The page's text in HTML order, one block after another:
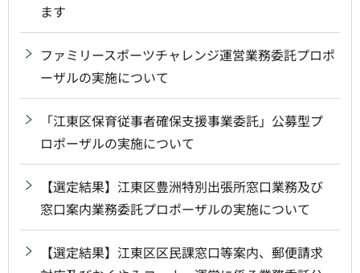
ます
ファミリースポーツチャレンジ運営業務委託プロポ
ーザルの実施について
「江東区保育従事者確保支援事業委託」公募型プ
ロポーザルの実施について
【選定結果】江東区豊洲特別出張所窓口業務及び
窓口案内業務委託プロポーザルの実施について
【選定結果】江東区区民課窓口等案内、郵便請求